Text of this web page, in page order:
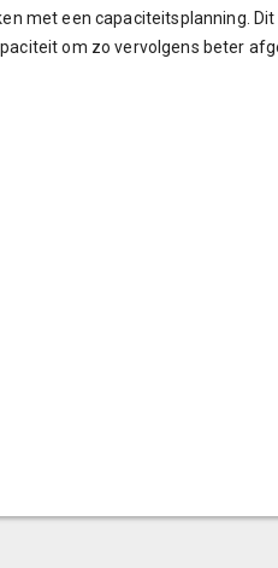
met een capaciteitsplanning.
om zo vervolgens beter